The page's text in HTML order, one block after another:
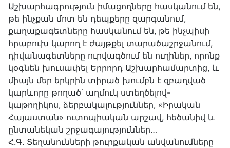
Աշխարհագրություն իմացողները հասկանում են,
թե ինչքան մոտ են դեպքերը զարգանում,
քաղաքագետները հասկանում են, թե ինչպիսի
հրաբուխ կարող է ժայթքել տարածաշրջանում,
դիվանագետները ուրվագծում են ուղիներ, որոնք
կօգնեն խուսափել Երրորդ Աշխարհամարտից, և
միայն մեր երկրին տիրած խումբն է զբաղված
կարևորը թողած՝ աղմուկ ստեղծելով-
կաթողիկոս, ձերբակալություններ, «Իրական
Հայաստան» ուտոպիական արշավ, հեծանիվ և
ընտանեկան շրջագայություններ…
Հ.Գ. Տեղանունների թուրքական անվանումները